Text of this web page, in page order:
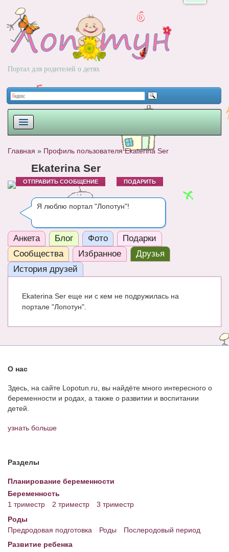
Портал для родителей о детях
РОДЫ
НОВОРОЖДЕННЫЙ
РАЗВИТИЕ
ВОПРОС-ОТВЕТ
ЧАТ
КНИГИ
СООБЩЕСТВА
Энциклопедия
МАМИНА БИБЛИОТЕКА
Имена. Святцы
Энциклопедия беременных
Главная » Профиль пользователя Ekaterina Ser
Ekaterina Ser
ОТПРАВИТЬ СООБЩЕНИЕ ПОДАРИТЬ
Я люблю портал "Лопотун"!
Анкета Блог Фото
Подарки
Сообщества
Избранное
Друзья
История друзей
Ekaterina Ser еще ни с кем не подружилась на
портале "Лопотун".
О нас
Здесь, на сайте Lopotun.ru, вы найдёте много интересного о
беременности и родах, а также о развитии и воспитании
детей.
узнать больше
Разделы
Планирование беременности
Беременность
1 триместр
2 триместр
3 триместр
Роды
Предродовая подготовка
Роды
Послеродовый период
Развитие ребенка